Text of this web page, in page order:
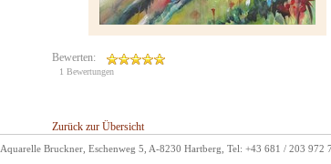
Bewerten:
1 Bewertungen
Zurück zur Übersicht
Aquarelle Bruckner, Eschenweg 5, A-8230 Hartberg, Tel: +43 681 / 203 972